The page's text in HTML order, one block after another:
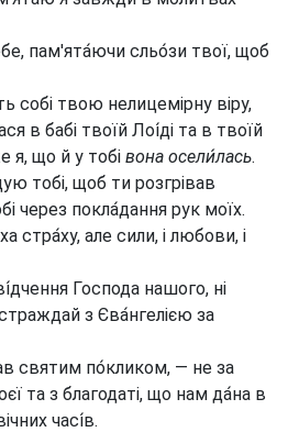
пам'ята́ючи сльо́зи твої, щоб
собі твою нелицемірну віру,
в бабі твоїй Лоі́ді та в твоїй
я, що й у тобі вона осели́лась.
тобі, щоб ти розгрівав
через покла́дання рук моїх.
стра́ху, але сили, і любови, і
Господа нашого, ні
з Єва́нгелією за
святим по́кликом, — не за
та з благодаті, що нам да́на в
часі́в.